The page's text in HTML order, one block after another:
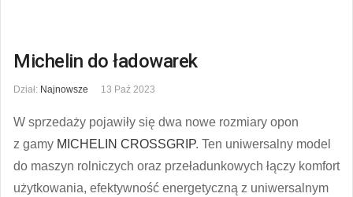
Michelin do ładowarek
Dział: Najnowsze 13 Paź 2023
W sprzedaży pojawiły się dwa nowe rozmiary opon
z gamy MICHELIN CROSSGRIP. Ten uniwersalny model
do maszyn rolniczych oraz przeładunkowych łączy komfort
użytkowania, efektywność energetyczną z uniwersalnym